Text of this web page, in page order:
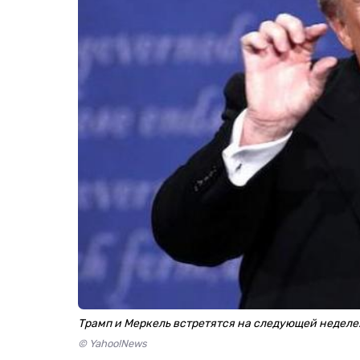
Трамп и Меркель встретятся на следующей
© Yahoo!News